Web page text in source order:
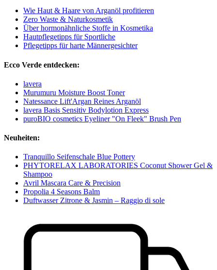
Wie Haut & Haare von Arganöl profitieren
Zero Waste & Naturkosmetik
Über hormonähnliche Stoffe in Kosmetika
Hautpflegetipps für Sportliche
Pflegetipps für harte Männergesichter
Ecco Verde entdecken:
lavera
Murumuru Moisture Boost Toner
Natessance Lift'Argan Reines Arganöl
lavera Basis Sensitiv Bodylotion Express
puroBIO cosmetics Eyeliner "On Fleek" Brush Pen
Neuheiten:
Tranquillo Seifenschale Blue Pottery
PHYTORELAX LABORATORIES Coconut Shower Gel &
Shampoo
Avril Mascara Care & Precision
Propolia 4 Seasons Balm
Duftwasser Zitrone & Jasmin – Raggio di sole